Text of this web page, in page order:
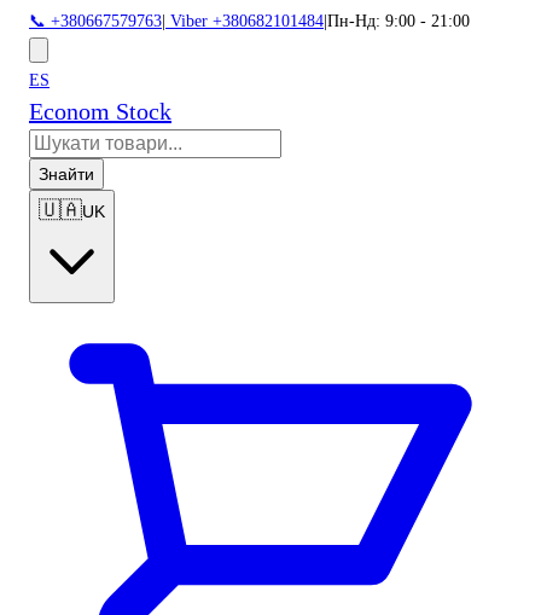
📞 +380667579763 Viber +380682101484 Пн-Нд: 9:00 - 21:00
ES
Econom Stock
Знайти
🇺🇦UK